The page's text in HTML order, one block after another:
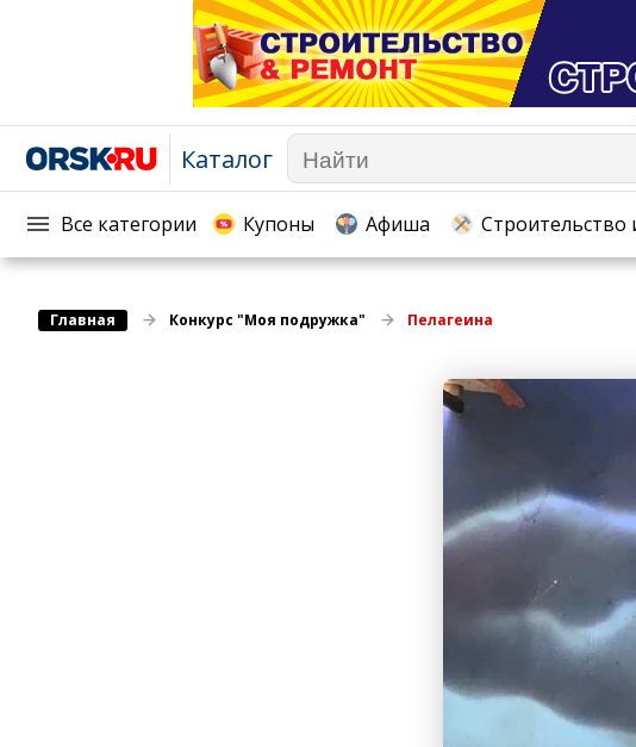
Каталог
Все категории Купоны Афиша Строительство
Афиша
Строительство и ремонт
Авто и мото
Развлечения и отдых
Телекоммуникации и связь
Бизнес и финансы
Ремонт
Это интересно
Сельское хозяйство
Курьерская служба, Службы до...
Популярное →
Главная Конкурс "Моя подружка" Пелагеина